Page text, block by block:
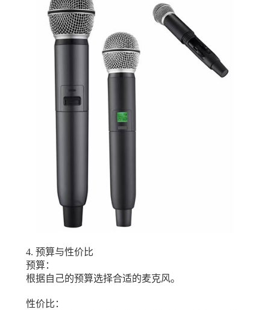
4. 预算与性价比
预算：
根据自己的预算选择合适的麦克风。
性价比：